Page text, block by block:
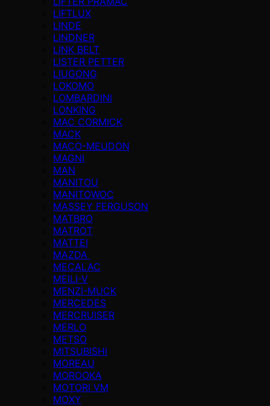
LIFTLUX
LINDE
LINDNER
LINK BELT
LISTER PETTER
LIUGONG
LOKOMO
LOMBARDINI
LONKING
MAC CORMICK
MACK
MACO-MEUDON
MAGNI
MAN
MANITOU
MANITOWOC
MASSEY FERGUSON
MATBRO
MATROT
MATTEI
MAZDA
MECALAC
MEILI-V
MENZI-MUCK
MERCEDES
MERCRUISER
MERLO
METSO
MITSUBISHI
MOREAU
MOROOKA
MOTORI VM
MOXY